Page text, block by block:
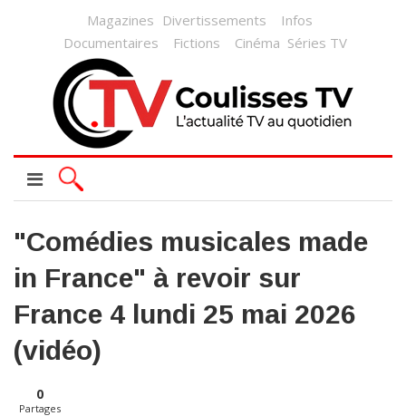
Magazines Divertissements
Infos
Documentaires
Fictions Cinéma Séries TV
"Comédies musicales made
in France" à revoir sur
France 4 lundi 25 mai 2026
(vidéo)
0
Partages